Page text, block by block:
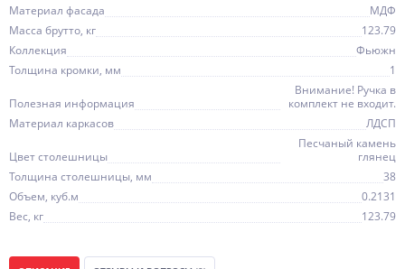
Материал фасада
МДФ
Масса брутто, кг
123.79
Коллекция
Фьюжн
Толщина кромки, мм
1
Полезная информация
Внимание! Ручка в
комплект не входит.
Материал каркасов
ЛДСП
Цвет столешницы
Песчаный камень
глянец
Толщина столешницы, мм
38
Объем, куб.м
0.2131
Вес, кг
123.79